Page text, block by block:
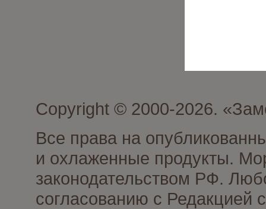
Copyright © 2000-2026.
Все права на
и охлаженные продукты.
законодательством РФ.
согласованию с Редакцией